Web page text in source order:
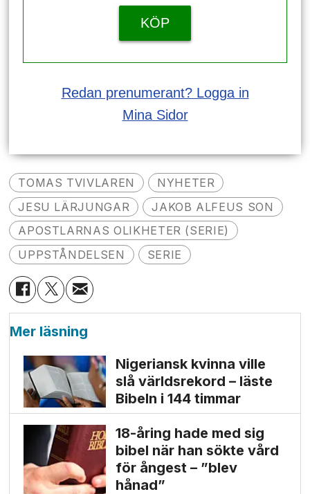
KÖP
Redan prenumerant? Logga in
Mina Sidor
TOMAS TVIVLAREN
NYHETER
JESU LÄRJUNGAR
JAKOB ALFEUS SON
APOSTLARNAS OLIKHETER (SERIE)
UPPSTÅNDELSEN
SERIE
Mer läsning
Nigeriansk kvinna ville
slå världs­rekord – läste
Bibeln i 144 timmar
18-åring hade med sig
bibel när han sökte vård
för ångest – ”blev
hånad”